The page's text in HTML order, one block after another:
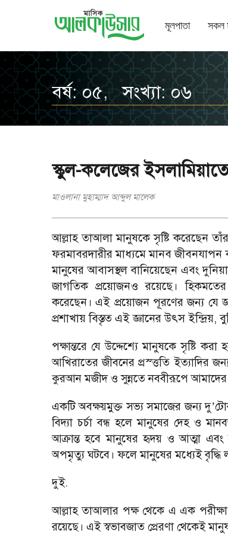
মূলপাতা সকল
বর্ষ: ০৫, সংখ্যা: ০৬
স্কুল-কলেজের
মাওলানা মুহাম্মাদ আব্দুল মালেক
আল্লাহ তাআলা মানুষকে সৃষ্টি করেছেন
ফরমাবরদারীর মাধ্যমে মানব জীবনযাপন
মানুষের আবাসস্থল বানিয়েছেন এবং
জাগতিক প্রয়োজনও রয়েছে।
করেছেন। এই প্রয়োজন পূরণের জন্য যে
প্রশাখায় বিস্তৃত এই জ্ঞানের উৎস ইন্দ্রিয়,
পক্ষান্তরে যে উদ্দেশ্যে মানুষকে সৃষ্টি
আখিরাতের জীবনের প্রস্ত্ততি ইত্যাদির
কুরআন মজীদ ও সুন্নতে নববীরূপে আমাদের
একটি অবক্ষয়মুক্ত সভ্য সমাজের জন্য দু’
বিদ্যা চর্চা বন্ধ হলে মানুষের দেহ ও
আক্রান্ত হবে মানুষের হৃদয় ও আত্মা এবং
অপমৃত্যু ঘটবে। ফলে মানুষের মধ্যেই বৃদ্ধি
দুই.
আল্লাহ তাআলার পক্ষ থেকে এ এক পরীক্ষা
রয়েছে। এই স্বভাবজাত প্রেরণা থেকেই